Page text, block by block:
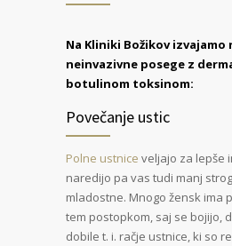
Na Kliniki Božikov izvajamo
neinvazivne posege z
botulinom toksinom:
Povečanje ustic
Polne ustnice veljajo za lepše
naredijo pa vas tudi manj
mladostne. Mnogo žensk ima
tem postopkom, saj se bojijo,
dobile t. i. račje ustnice, ki so